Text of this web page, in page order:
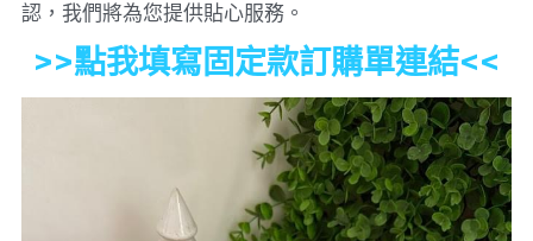
認，我們將為您提供貼心服務。
>>點我填寫固定款訂購單連結<<